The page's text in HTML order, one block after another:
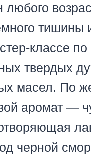
тишины
классе по
твердых
масел. По
аромат —
черной